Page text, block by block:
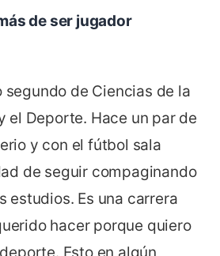
de ser jugador
segundo de Ciencias de la
el Deporte. Hace un par de
y con el fútbol sala
de seguir compaginando
estudios. Es una carrera
hacer porque quiero